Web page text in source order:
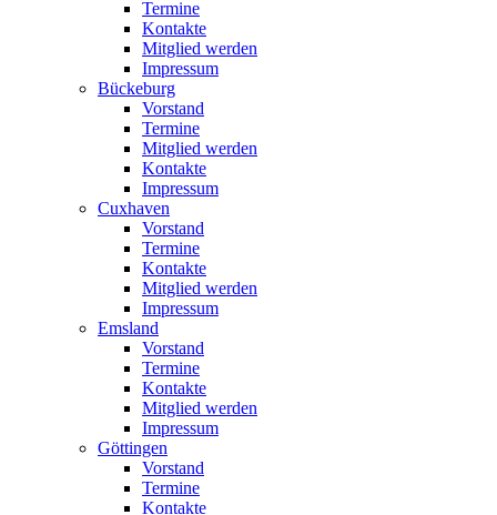
Termine
Kontakte
Mitglied werden
Impressum
Bückeburg
Vorstand
Termine
Mitglied werden
Kontakte
Impressum
Cuxhaven
Vorstand
Termine
Kontakte
Mitglied werden
Impressum
Emsland
Vorstand
Termine
Kontakte
Mitglied werden
Impressum
Göttingen
Vorstand
Termine
Kontakte